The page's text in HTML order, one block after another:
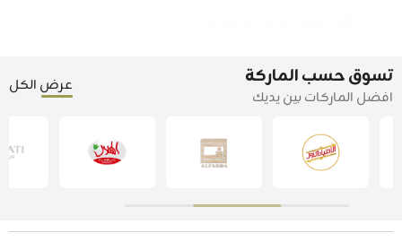
تسوق حسب الماركة
افضل الماركات بين يديك
عرض الكل